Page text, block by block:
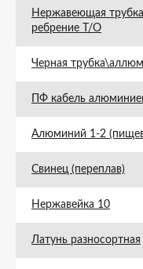
Нержавеющая
ребрение Т/О
Черная
ПФ кабель
Алюминий 1-2
Свинец (переплав)
Нержавейка 10
Латунь разносортная